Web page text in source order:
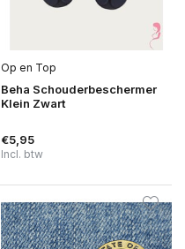
Op en Top
Beha Schouderbeschermer
Klein Zwart
€5,95
Incl. btw